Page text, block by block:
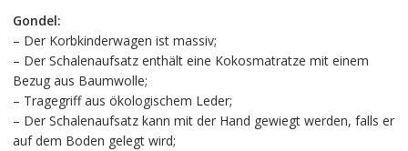
Gondel:
– Der Korbkinderwagen ist massiv;
– Der Schalenaufsatz enthält eine Kokosmatratze mit einem
Bezug aus Baumwolle;
– Tragegriff aus ökologischem Leder;
– Der Schalenaufsatz kann mit der Hand gewiegt werden, falls er
auf dem Boden gelegt wird;